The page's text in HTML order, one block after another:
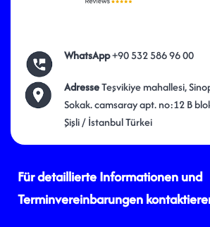
WhatsApp+90 532 586 96 00
AdresseTeşvikiye mahallesi,
Sokak. camsaray apt. no:12 B
Şişli / İstanbul Türkei
Für detaillierte Informationen und
Terminvereinbarungen